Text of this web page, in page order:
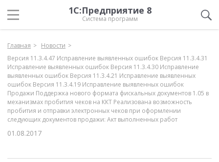
1С:Предприятие 8
Система программ
Главная
Новости
Версия 11.3.4.47 Исправление выявленных ошибок Версия 11.3.4.31
Исправление выявленных ошибок Версия 11.3.4.30 Исправление
выявленных ошибок Версия 11.3.4.21 Исправление выявленных
ошибок Версия 11.3.4.19 Исправление выявленных ошибок
Продажи Поддержка нового формата фискальных документов 1.05 в
механизмах пробития чеков на ККТ Реализована возможность
пробития и отправки электронных чеков при оформлении
следующих документов продажи: Акт выполненных работ
01.08.2017